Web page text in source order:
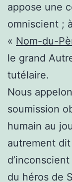
appose une
omniscient ;
« Nom-du-
le grand
tutélaire.
Nous
soumission
humain au
autrement
du héros de